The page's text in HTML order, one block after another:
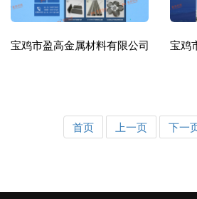
宝鸡市盈高金属材料有限公司 宝鸡
首页 上一页 下一